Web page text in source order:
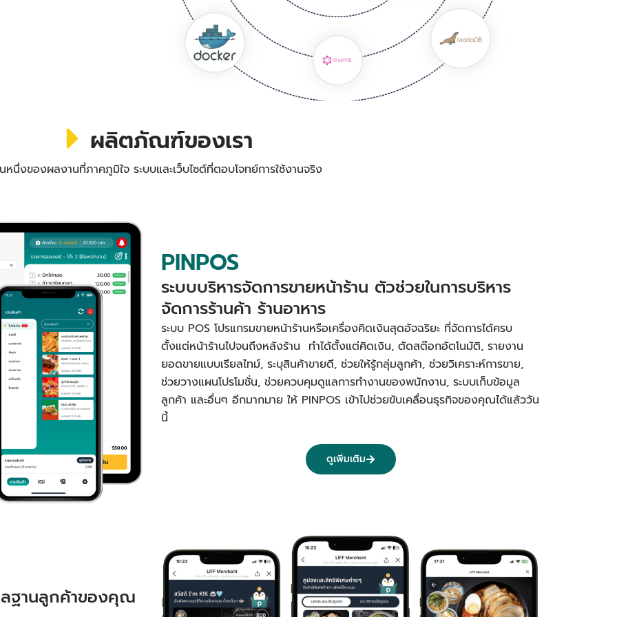
ผลิตภัณฑ์ของเรา
หนึ่งของผลงานที่ภาคภูมิใจ ระบบและเว็บไซต์ที่ตอบโจทย์การใช้งานจริง
PINPOS
ระบบบริหารจัดการขายหน้าร้าน ตัวช่วยในการบริหาร
จัดการร้านค้า ร้านอาหาร
ระบบ POS โปรแกรมขายหน้าร้านหรือเครื่องคิดเงินสุดอัจฉริยะ ที่จัดการได้ครบ
ตั้งแต่หน้าร้านไปจนถึงหลังร้าน ทำได้ตั้งแต่คิดเงิน, ตัดสต๊อกอัตโนมัติ, รายงาน
ยอดขายแบบเรียลไทม์, ระบุสินค้าขายดี, ช่วยให้รู้กลุ่มลูกค้า, ช่วยวิเคราะห์การขาย,
ช่วยวางแผนโปรโมชั่น, ช่วยควบคุมดูแลการทำงานของพนักงาน, ระบบเก็บข้อมูล
ลูกค้า และอื่นๆ อีกมากมาย ให้ PINPOS เข้าไปช่วยขับเคลื่อนธุรกิจของคุณได้แล้ววัน
นี้
ดูเพิ่มเติม
ฐานลูกค้าของคุณ